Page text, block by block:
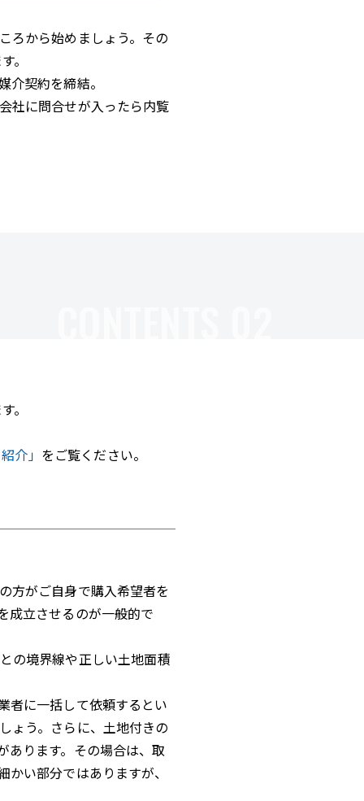
ろから始めましょう。その
。
契約を締結。
社に問合せが入ったら内覧
。
介」 をご覧ください。
方がご自身で購入希望者を
成立させるのが一般的で
の境界線や正しい土地面積
者に一括して依頼するとい
ょう。さらに、土地付きの
あります。その場合は、取
い部分ではありますが、